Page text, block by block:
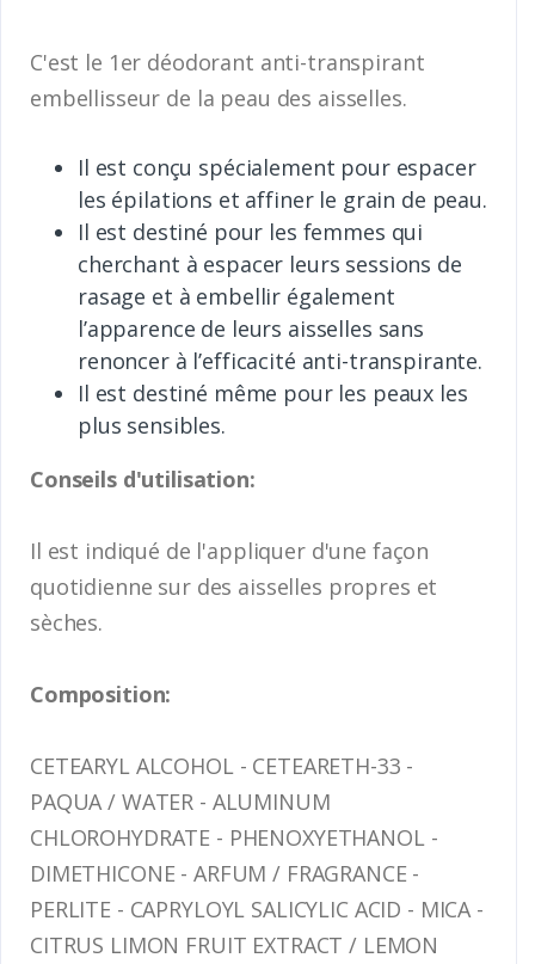
C'est le 1er déodorant anti-transpirant
embellisseur de la peau des aisselles.
Il est conçu spécialement pour espacer
les épilations et affiner le grain de peau.
Il est destiné pour les femmes qui
cherchant à espacer leurs sessions de
rasage et à embellir également
l’apparence de leurs aisselles sans
renoncer à l’efficacité anti-transpirante.
Il est destiné même pour les peaux les
plus sensibles.
Conseils d'utilisation:
Il est indiqué de l'appliquer d'une façon
quotidienne sur des aisselles propres et
sèches.
Composition:
CETEARYL ALCOHOL - CETEARETH-33 -
PAQUA / WATER - ALUMINUM
CHLOROHYDRATE - PHENOXYETHANOL -
DIMETHICONE - ARFUM / FRAGRANCE -
PERLITE - CAPRYLOYL SALICYLIC ACID - MICA -
CITRUS LIMON FRUIT EXTRACT / LEMON